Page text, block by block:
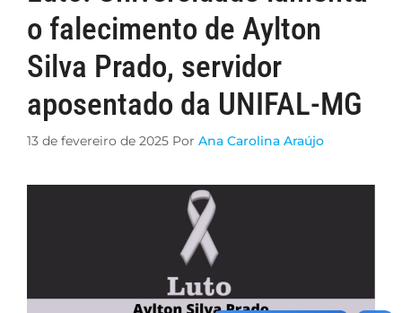
o falecimento de Aylton
Silva Prado, servidor
aposentado da UNIFAL-MG
13 de fevereiro de 2025 Por Ana Carolina Araújo